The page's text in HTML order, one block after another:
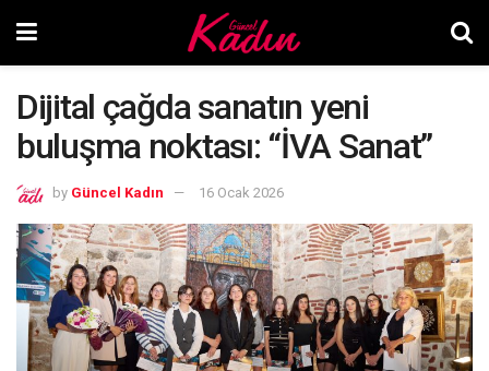
Dijital çağda sanatın yeni
buluşma noktası: “İVA Sanat”
by Güncel Kadın 16 Ocak 2026